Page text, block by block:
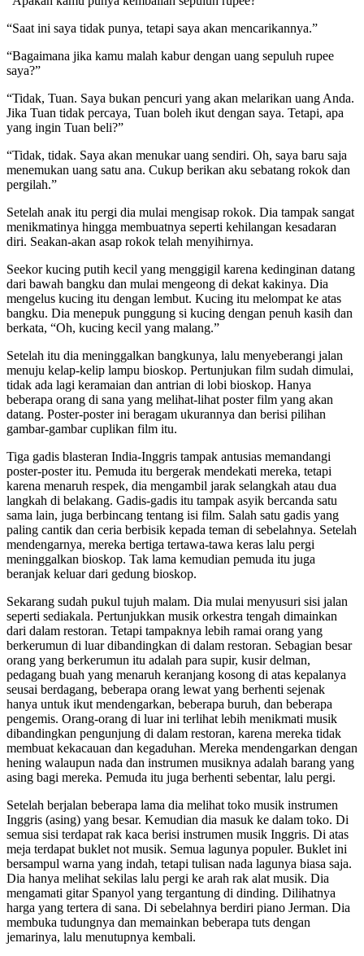
“Saat ini saya tidak punya, tetapi saya akan mencarikannya.”
“Bagaimana jika kamu malah kabur dengan uang sepuluh rupee
saya?”
“Tidak, Tuan. Saya bukan pencuri yang akan melarikan uang Anda.
Jika Tuan tidak percaya, Tuan boleh ikut dengan saya. Tetapi, apa
yang ingin Tuan beli?”
“Tidak, tidak. Saya akan menukar uang sendiri. Oh, saya baru saja
menemukan uang satu ana. Cukup berikan aku sebatang rokok dan
pergilah.”
Setelah anak itu pergi dia mulai mengisap rokok. Dia tampak sangat
menikmatinya hingga membuatnya seperti kehilangan kesadaran
diri. Seakan-akan asap rokok telah menyihirnya.
Seekor kucing putih kecil yang menggigil karena kedinginan datang
dari bawah bangku dan mulai mengeong di dekat kakinya. Dia
mengelus kucing itu dengan lembut. Kucing itu melompat ke atas
bangku. Dia menepuk punggung si kucing dengan penuh kasih dan
berkata, “Oh, kucing kecil yang malang.”
Setelah itu dia meninggalkan bangkunya, lalu menyeberangi jalan
menuju kelap-kelip lampu bioskop. Pertunjukan film sudah dimulai,
tidak ada lagi keramaian dan antrian di lobi bioskop. Hanya
beberapa orang di sana yang melihat-lihat poster film yang akan
datang. Poster-poster ini beragam ukurannya dan berisi pilihan
gambar-gambar cuplikan film itu.
Tiga gadis blasteran India-Inggris tampak antusias memandangi
poster-poster itu. Pemuda itu bergerak mendekati mereka, tetapi
karena menaruh respek, dia mengambil jarak selangkah atau dua
langkah di belakang. Gadis-gadis itu tampak asyik bercanda satu
sama lain, juga berbincang tentang isi film. Salah satu gadis yang
paling cantik dan ceria berbisik kepada teman di sebelahnya. Setelah
mendengarnya, mereka bertiga tertawa-tawa keras lalu pergi
meninggalkan bioskop. Tak lama kemudian pemuda itu juga
beranjak keluar dari gedung bioskop.
Sekarang sudah pukul tujuh malam. Dia mulai menyusuri sisi jalan
seperti sediakala. Pertunjukkan musik orkestra tengah dimainkan
dari dalam restoran. Tetapi tampaknya lebih ramai orang yang
berkerumun di luar dibandingkan di dalam restoran. Sebagian besar
orang yang berkerumun itu adalah para supir, kusir delman,
pedagang buah yang menaruh keranjang kosong di atas kepalanya
seusai berdagang, beberapa orang lewat yang berhenti sejenak
hanya untuk ikut mendengarkan, beberapa buruh, dan beberapa
pengemis. Orang-orang di luar ini terlihat lebih menikmati musik
dibandingkan pengunjung di dalam restoran, karena mereka tidak
membuat kekacauan dan kegaduhan. Mereka mendengarkan dengan
hening walaupun nada dan instrumen musiknya adalah barang yang
asing bagi mereka. Pemuda itu juga berhenti sebentar, lalu pergi.
Setelah berjalan beberapa lama dia melihat toko musik instrumen
Inggris (asing) yang besar. Kemudian dia masuk ke dalam toko. Di
semua sisi terdapat rak kaca berisi instrumen musik Inggris. Di atas
meja terdapat buklet not musik. Semua lagunya populer. Buklet ini
bersampul warna yang indah, tetapi tulisan nada lagunya biasa saja.
Dia hanya melihat sekilas lalu pergi ke arah rak alat musik. Dia
mengamati gitar Spanyol yang tergantung di dinding. Dilihatnya
harga yang tertera di sana. Di sebelahnya berdiri piano Jerman. Dia
membuka tudungnya dan memainkan beberapa tuts dengan
jemarinya, lalu menutupnya kembali.